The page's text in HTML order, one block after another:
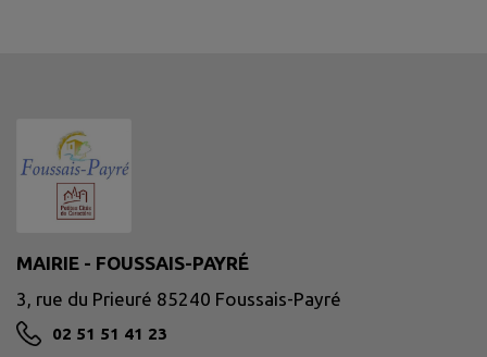
MAIRIE - FOUSSAIS-PAYRÉ
3, rue du Prieuré 85240 Foussais-Payré
02 51 51 41 23